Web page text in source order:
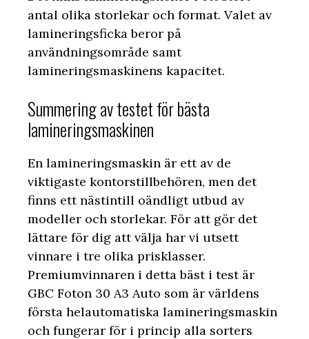
antal olika storlekar och format. Valet av
lamineringsficka beror på
användningsområde samt
lamineringsmaskinens kapacitet.
Summering av testet för bästa
lamineringsmaskinen
En lamineringsmaskin är ett av de
viktigaste kontorstillbehören, men det
finns ett nästintill oändligt utbud av
modeller och storlekar. För att gör det
lättare för dig att välja har vi utsett
vinnare i tre olika prisklasser.
Premiumvinnaren i detta bäst i test är
GBC Foton 30 A3 Auto som är världens
första helautomatiska lamineringsmaskin
och fungerar för i princip alla sorters